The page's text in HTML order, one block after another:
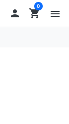
 shopping_cart
0
menu